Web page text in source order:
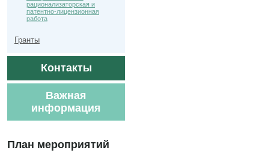
рационализаторская и
патентно-лицензионная
работа
Гранты
Контакты
Важная
информация
План мероприятий